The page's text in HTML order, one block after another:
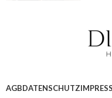
AGBDATENSCHUTZ